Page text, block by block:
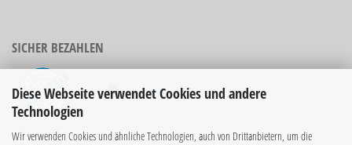
Diese Webseite verwendet Cookies und andere
Technologien
Wir verwenden Cookies und ähnliche Technologien, auch von Drittanbietern, um die
SICHER BEZAHLEN
Bücher sind nicht
rabattierbar!